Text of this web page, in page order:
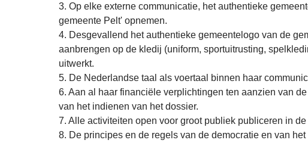
3. Op elke externe communicatie, het authentieke
gemeente Pelt' opnemen.
4. Desgevallend het authentieke gemeentelogo van de
aanbrengen op de kledij (uniform, sportuitrusting,
uitwerkt.
5. De Nederlandse taal als voertaal binnen haar
6. Aan al haar financiële verplichtingen ten aanzien van
van het indienen van het dossier.
7. Alle activiteiten open voor groot publiek publiceren in
8. De principes en de regels van de democratie en van